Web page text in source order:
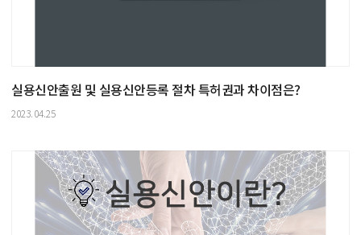
실용신안출원 및 실용신안등록 절차 특허권과 차이점은?
2023.04.25